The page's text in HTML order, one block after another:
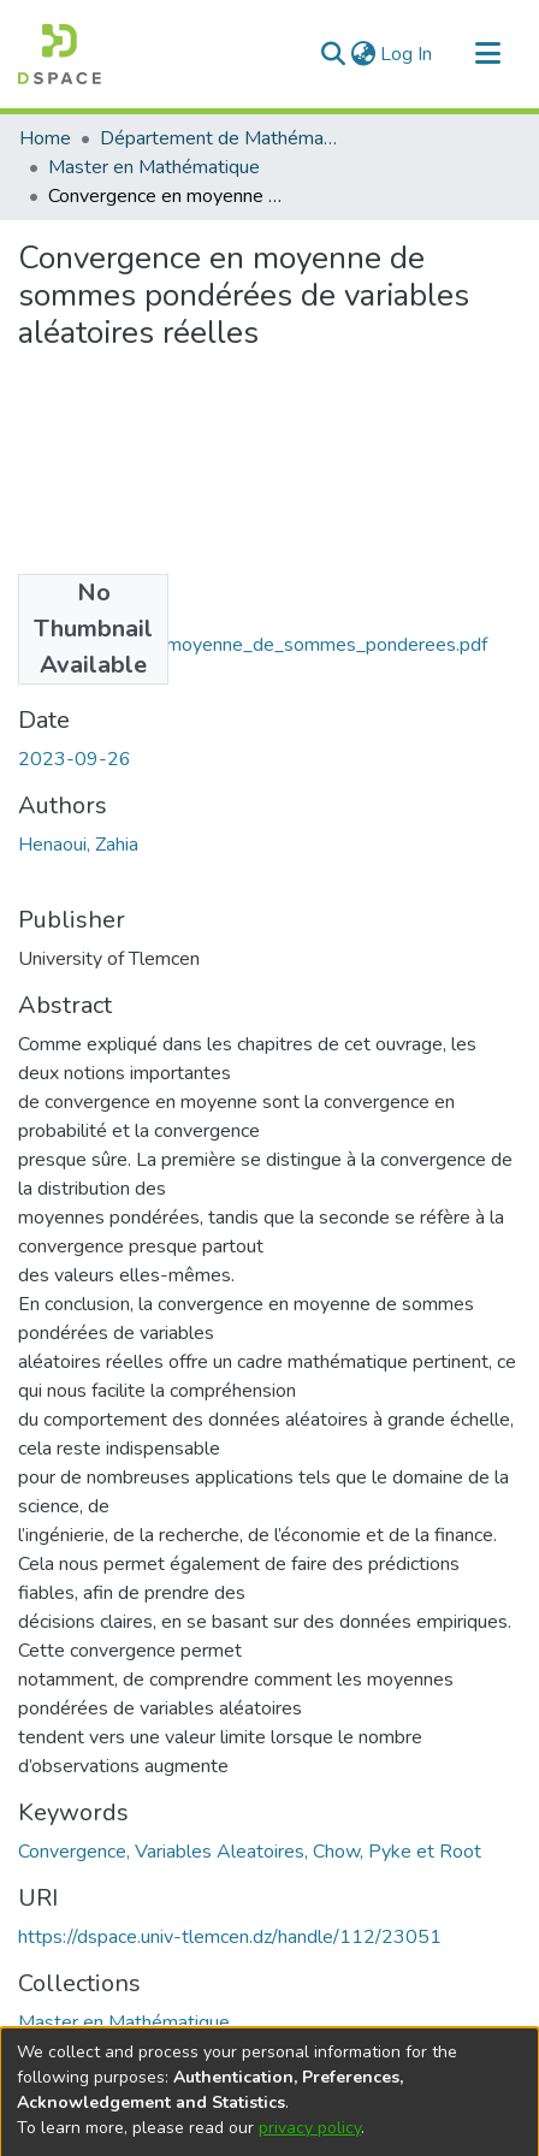
Log In (current)
Communities & Collections
All of DSpace
Statistics
Home
Département de Mathématique
Master en Mathématique
Convergence en moyenne de sommes pondérées de variables aléatoires réelles
Convergence en moyenne de
sommes pondérées de variables
aléatoires réelles
No
Thumbnail
Available
Convergence_en_moyenne_de_sommes_ponderees.pdf
(475.19 KB)
Date
2023-09-26
Authors
Henaoui, Zahia
Publisher
University of Tlemcen
Abstract
Comme expliqué dans les chapitres de cet ouvrage, les
deux notions importantes
de convergence en moyenne sont la convergence en
probabilité et la convergence
presque sûre. La première se distingue à la convergence de
la distribution des
moyennes pondérées, tandis que la seconde se réfère à la
convergence presque partout
des valeurs elles-mêmes.
En conclusion, la convergence en moyenne de sommes
pondérées de variables
aléatoires réelles offre un cadre mathématique pertinent, ce
qui nous facilite la compréhension
du comportement des données aléatoires à grande échelle,
cela reste indispensable
pour de nombreuses applications tels que le domaine de la
science, de
l’ingénierie, de la recherche, de l’économie et de la finance.
Cela nous permet également de faire des prédictions
fiables, afin de prendre des
décisions claires, en se basant sur des données empiriques.
Cette convergence permet
notamment, de comprendre comment les moyennes
pondérées de variables aléatoires
tendent vers une valeur limite lorsque le nombre
d’observations augmente
Keywords
Convergence, Variables Aleatoires, Chow, Pyke et Root
URI
https://dspace.univ-tlemcen.dz/handle/112/23051
Collections
Master en Mathématique
Full item page
DSpace softwarecopyright © 2002-2026
We collect and process your personal information for the
following purposes: Authentication, Preferences,
Acknowledgement and Statistics.
To learn more, please read our privacy policy.